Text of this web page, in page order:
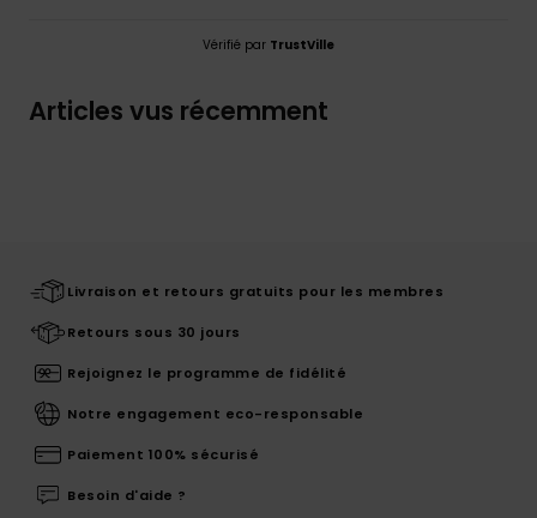
Vérifié par TrustVille
Articles vus récemment
Livraison et retours gratuits pour les membres
Retours sous 30 jours
Rejoignez le programme de fidélité
Notre engagement eco-responsable
Paiement 100% sécurisé
Besoin d'aide ?